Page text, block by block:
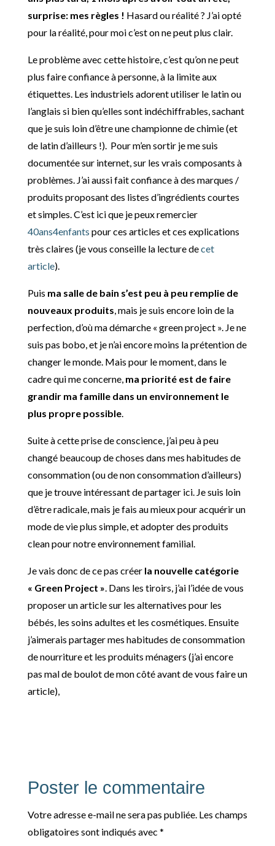
surprise: mes règles ! Hasard ou réalité ? J’ai opté
pour la réalité, pour moi c’est on ne peut plus clair.
Le problème avec cette histoire, c’est qu’on ne peut
plus faire confiance à personne, à la limite aux
étiquettes. Les industriels adorent utiliser le latin ou
l’anglais si bien qu’elles sont indéchiffrables, sachant
que je suis loin d’être une championne de chimie (et
de latin d’ailleurs !). Pour m’en sortir je me suis
documentée sur internet, sur les vrais composants à
problèmes. J’ai aussi fait confiance à des marques /
produits proposant des listes d’ingrédients courtes
et simples. C’est ici que je peux remercier
40ans4enfants pour ces articles et ces explications
très claires (je vous conseille la lecture decet
article).
Puis ma salle de bain s’est peu à peu remplie de
nouveaux produits, mais je suis encore loin de la
perfection, d’où ma démarche « green project ». Je ne
suis pas bobo, et je n’ai encore moins la prétention de
changer le monde. Mais pour le moment, dans le
cadre qui me concerne, ma priorité est de faire
grandir ma famille dans un environnement le
plus propre possible.
Suite à cette prise de conscience, j’ai peu à peu
changé beaucoup de choses dans mes habitudes de
consommation (ou de non consommation d’ailleurs)
que je trouve intéressant de partager ici. Je suis loin
d’être radicale, mais je fais au mieux pour acquérir un
mode de vie plus simple, et adopter des produits
clean pour notre environnement familial.
Je vais donc de ce pas créer la nouvelle catégorie
« Green Project ». Dans les tiroirs, j’ai l’idée de vous
proposer un article sur les alternatives pour les
bébés, les soins adultes et les cosmétiques. Ensuite
j’aimerais partager mes habitudes de consommation
de nourriture et les produits ménagers (j’ai encore
pas mal de boulot de mon côté avant de vous faire un
article),
Poster le commentaire
Votre adresse e-mail ne sera pas publiée. Les champs
obligatoires sont indiqués avec *